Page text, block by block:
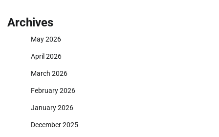
Archives
May 2026
April 2026
March 2026
February 2026
January 2026
December 2025